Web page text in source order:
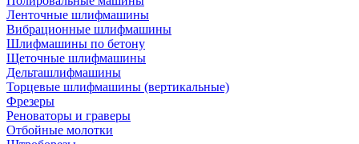
Ленточные шлифмашины
Вибрационные шлифмашины
Шлифмашины по бетону
Щеточные шлифмашины
Дельташлифмашины
Торцевые шлифмашины (вертикальные)
Фрезеры
Реноваторы и граверы
Отбойные молотки